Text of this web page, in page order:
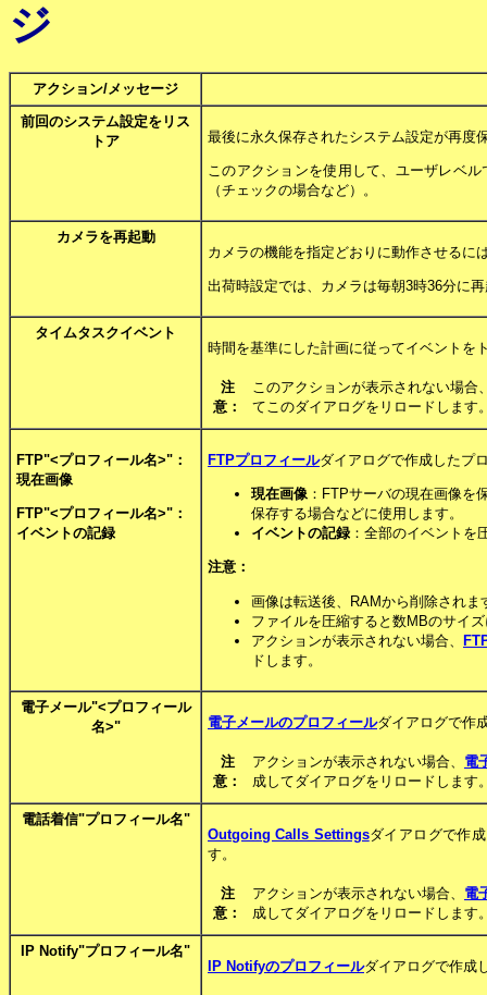
ジ
アクション/メッセージ
前回のシステム設定をリス
トア
最後に永久保存されたシステム設定が再度
このアクションを使用して、ユーザレベ
（チェックの場合など）。
カメラを再起動
カメラの機能を指定どおりに動作させるに
出荷時設定では、カメラは毎朝3時36分に
タイムタスクイベント
時間を基準にした計画に従ってイベントを
注
意：
このアクションが表示されない場合
てこのダイアログをリロードします
FTP"<プロフィール名>"：
現在画像
FTP"<プロフィール名>"：
イベントの記録
FTPプロフィールダイアログで作成したプ
現在画像 ：FTPサーバの現在画像を
保存する場合などに使用します。
イベントの記録：全部のイベントを
注意：
画像は転送後、RAMから削除されま
ファイルを圧縮すると数MBのサイ
アクションが表示されない場合、
ドします。
電子メール"<プロフィール
名>"
電子メールのプロフィールダイアログで作
注
意：
アクションが表示されない場合、 電
成してダイアログをリロードします
電話着信"プロフィール名"
Outgoing Calls Settingsダイアログで作
す。
注
意：
アクションが表示されない場合、 電
成してダイアログをリロードします
IP Notify"プロフィール名"
IP Notifyのプロフィールダイアログで作成